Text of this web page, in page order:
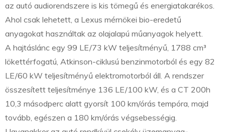
az autó audiorendszere is kis tömegű és energiatakarékos.
Ahol csak lehetett, a Lexus mérnökei bio-eredetű
anyagokat használtak az olajalapú műanyagok helyett.
A hajtáslánc egy 99 LE/73 kW teljesítményű, 1788 cm³
lökettérfogatú, Atkinson-ciklusú benzinmotorból és egy 82
LE/60 kW teljesítményű elektromotorból áll. A rendszer
összesített teljesítménye 136 LE/100 kW, és a CT 200h
10,3 másodperc alatt gyorsít 100 km/órás tempóra, majd
tovább, egészen a 180 km/órás végsebességig.